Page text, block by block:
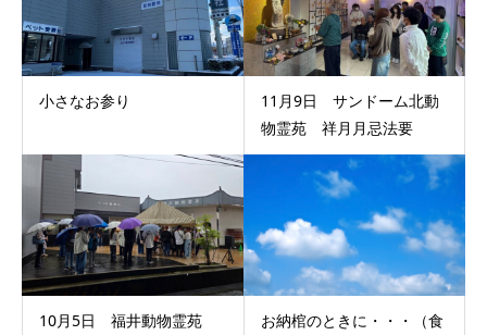
小さなお参り
11月9日 サンドーム北動
物霊苑 祥月月忌法要
10月5日 福井動物霊苑
お納棺のときに・・・（食